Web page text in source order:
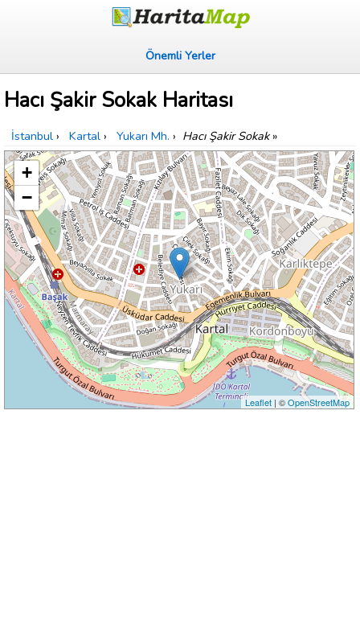
Önemli Yerler
Hacı Şakir Sokak Haritası
İstanbul › Kartal › Yukarı Mh. › Hacı Şakir Sokak»
+
−
Leaflet| ©OpenStreetMap